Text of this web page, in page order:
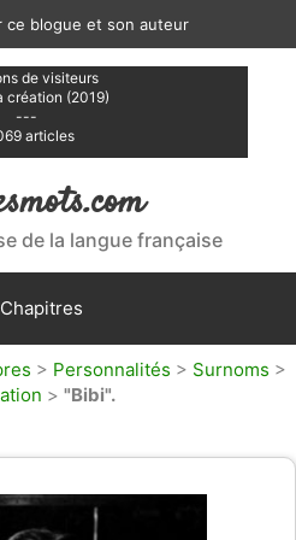
ce blogue et son auteur
de visiteurs
création (2019)
---
articles
de la langue française
Chapitres
> Personnalités > Surnoms >
> "Bibi".